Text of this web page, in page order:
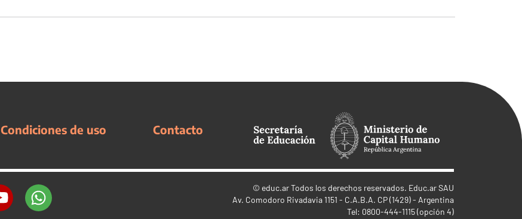
Condiciones de uso Contacto
© educ.arTodos los derechos reservados. Educ.ar SAU
Av. Comodoro Rivadavia 1151 - C.A.B.A. CP (1429) - Argentina
Tel: 0800-444-1115 (opción 4)